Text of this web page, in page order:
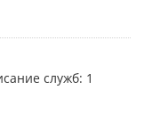
служб: 1